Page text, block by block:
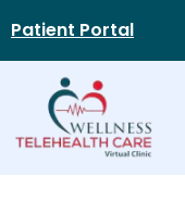
Patient Portal